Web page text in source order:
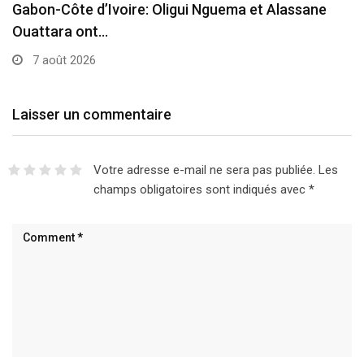
Gabon-Côte d’Ivoire: Oligui Nguema et Alassane
Ouattara ont…
7 août 2026
Laisser un commentaire
Votre adresse e-mail ne sera pas publiée. Les
champs obligatoires sont indiqués avec *